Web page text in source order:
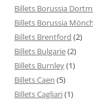
Billets Borussia
Billets Borussia
Billets Brentford (2)
Billets Bulgarie(2)
Billets Burnley(1)
Billets Caen (5)
Billets Cagliari(1)